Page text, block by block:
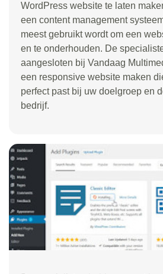
WordPress website te laten
een content management
meest gebruikt wordt om een
en te onderhouden. De
aangesloten bij Vandaag
een responsive website maken
perfect past bij uw doelgroep en
bedrijf.